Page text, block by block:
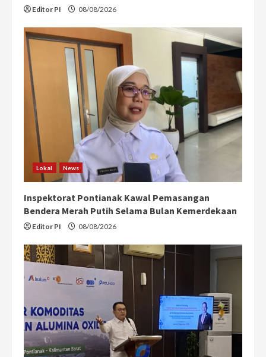
Editor PI 08/08/2026
Lokal News
Inspektorat Pontianak Kawal Pemasangan
Bendera Merah Putih Selama Bulan Kemerdekaan
Editor PI 08/08/2026